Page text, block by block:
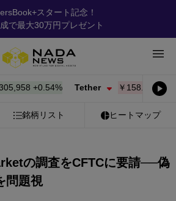
スタート記念！
で最大30万円プレゼント
+0.54% Tether ￥158.58-0.01%
銘柄リスト ヒートマップ
の調査をCFTCに要請──偽
問題視